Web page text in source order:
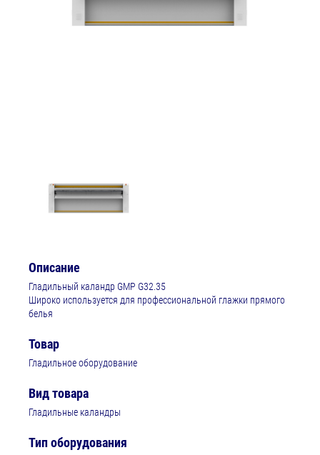
Описание
Гладильный каландр GMP G32.35
Широко используется для профессиональной глажки прямого
белья
Товар
Гладильное оборудование
Вид товара
Гладильные каландры
Тип оборудования